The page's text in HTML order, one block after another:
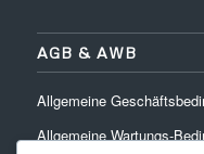
AGB & AWB
Allgemeine
Allgemeine Wartungs-